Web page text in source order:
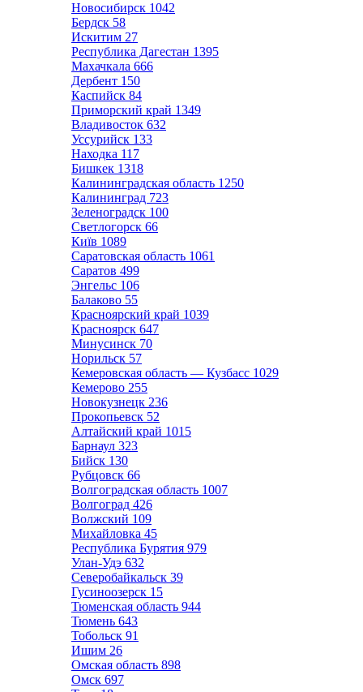
Новосибирск 1042
Бердск 58
Искитим 27
Республика Дагестан 1395
Махачкала 666
Дербент 150
Каспийск 84
Приморский край 1349
Владивосток 632
Уссурийск 133
Находка 117
Бишкек 1318
Калининградская область 1250
Калининград 723
Зеленоградск 100
Светлогорск 66
Київ 1089
Саратовская область 1061
Саратов 499
Энгельс 106
Балаково 55
Красноярский край 1039
Красноярск 647
Минусинск 70
Норильск 57
Кемеровская область — Кузбасс 1029
Кемерово 255
Новокузнецк 236
Прокопьевск 52
Алтайский край 1015
Барнаул 323
Бийск 130
Рубцовск 66
Волгоградская область 1007
Волгоград 426
Волжский 109
Михайловка 45
Республика Бурятия 979
Улан-Удэ 632
Северобайкальск 39
Гусиноозерск 15
Тюменская область 944
Тюмень 643
Тобольск 91
Ишим 26
Омская область 898
Омск 697